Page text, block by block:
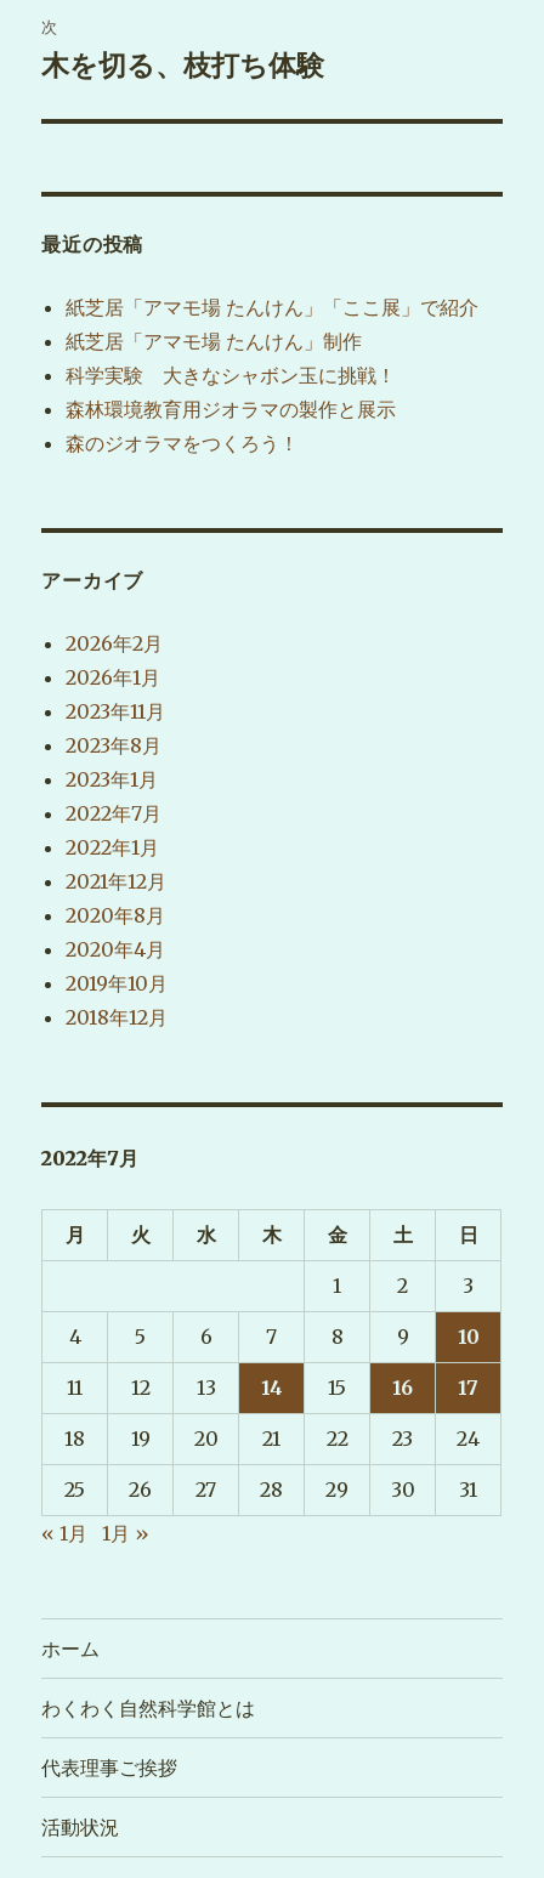
ビ
ゲ
ー
ン
投
稿:
次
次
投
木を切る、枝打ち体験
最近の投稿
紙芝居「アマモ場 たんけん」「ここ展」で紹介
紙芝居「アマモ場 たんけん」制作
科学実験 大きなシャボン玉に挑戦！
森林環境教育用ジオラマの製作と展示
森のジオラマをつくろう！
アーカイブ
2026年2月
2026年1月
2023年11月
2023年8月
2023年1月
2022年7月
2022年1月
2021年12月
2020年8月
2020年4月
2019年10月
2018年12月
2022年7月
月 火 水 木 金 土 日
1 2 3
4 5 6 7 8 9 10
11 12 13 14 15 16 17
18 19 20 21 22 23 24
25 26 27 28 29 30
31
« 1月
1月 »
ホーム
わくわく自然科学館とは
代表理事ご挨拶
活動状況